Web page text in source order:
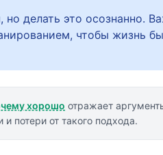
делать это осознанно.
чтобы жизнь
хорошо отражает
и потери от такого подхода.